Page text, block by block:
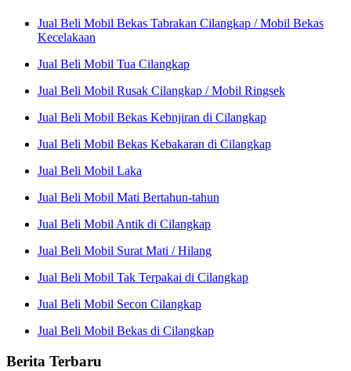
Jual Beli Mobil Bekas Tabrakan Cilangkap / Mobil Bekas
Kecelakaan
Jual Beli Mobil Tua Cilangkap
Jual Beli Mobil Rusak Cilangkap / Mobil Ringsek
Jual Beli Mobil Bekas Kebnjiran di Cilangkap
Jual Beli Mobil Bekas Kebakaran di Cilangkap
Jual Beli Mobil Laka
Jual Beli Mobil Mati Bertahun-tahun
Jual Beli Mobil Antik di Cilangkap
Jual Beli Mobil Surat Mati / Hilang
Jual Beli Mobil Tak Terpakai di Cilangkap
Jual Beli Mobil Secon Cilangkap
Jual Beli Mobil Bekas di Cilangkap
Berita Terbaru